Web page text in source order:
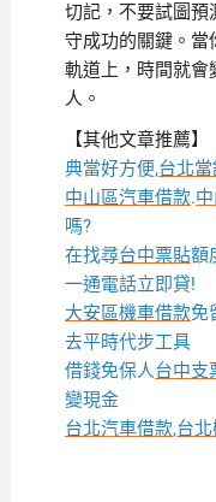
切記，不要試圖預
守成功的關鍵。當
軌道上，時間就會
人。
【其他文章推薦】
典當好方便,台北當
中山區汽車借款.
嗎?
在找尋台中票貼額
一通電話立即貸!
大安區機車借款免
去平時代步工具
借錢免保人台中支
變現金
台北汽車借款,台